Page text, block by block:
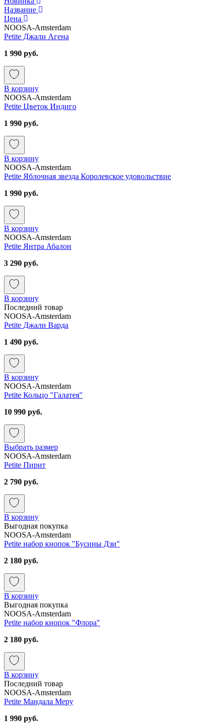
Название
Цена
NOOSA-Amsterdam
Petite Джали Агена
1 990 руб.
В корзину
NOOSA-Amsterdam
Petite Цветок Индиго
1 990 руб.
В корзину
NOOSA-Amsterdam
Petite Яблочная звезда Королевское удовольствие
1 990 руб.
В корзину
NOOSA-Amsterdam
Petite Янтра Абалон
3 290 руб.
В корзину
Последний товар
NOOSA-Amsterdam
Petite Джали Варда
1 490 руб.
В корзину
NOOSA-Amsterdam
Petite Кольцо "Галатея"
10 990 руб.
Выбрать размер
NOOSA-Amsterdam
Petite Пирит
2 790 руб.
В корзину
Выгодная покупка
NOOSA-Amsterdam
Petite набор кнопок "Бусины Дзи"
2 180 руб.
В корзину
Выгодная покупка
NOOSA-Amsterdam
Petite набор кнопок "Флора"
2 180 руб.
В корзину
Последний товар
NOOSA-Amsterdam
Petite Мандала Меру
1 990 руб.